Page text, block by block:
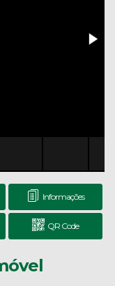
Informações
QR Code